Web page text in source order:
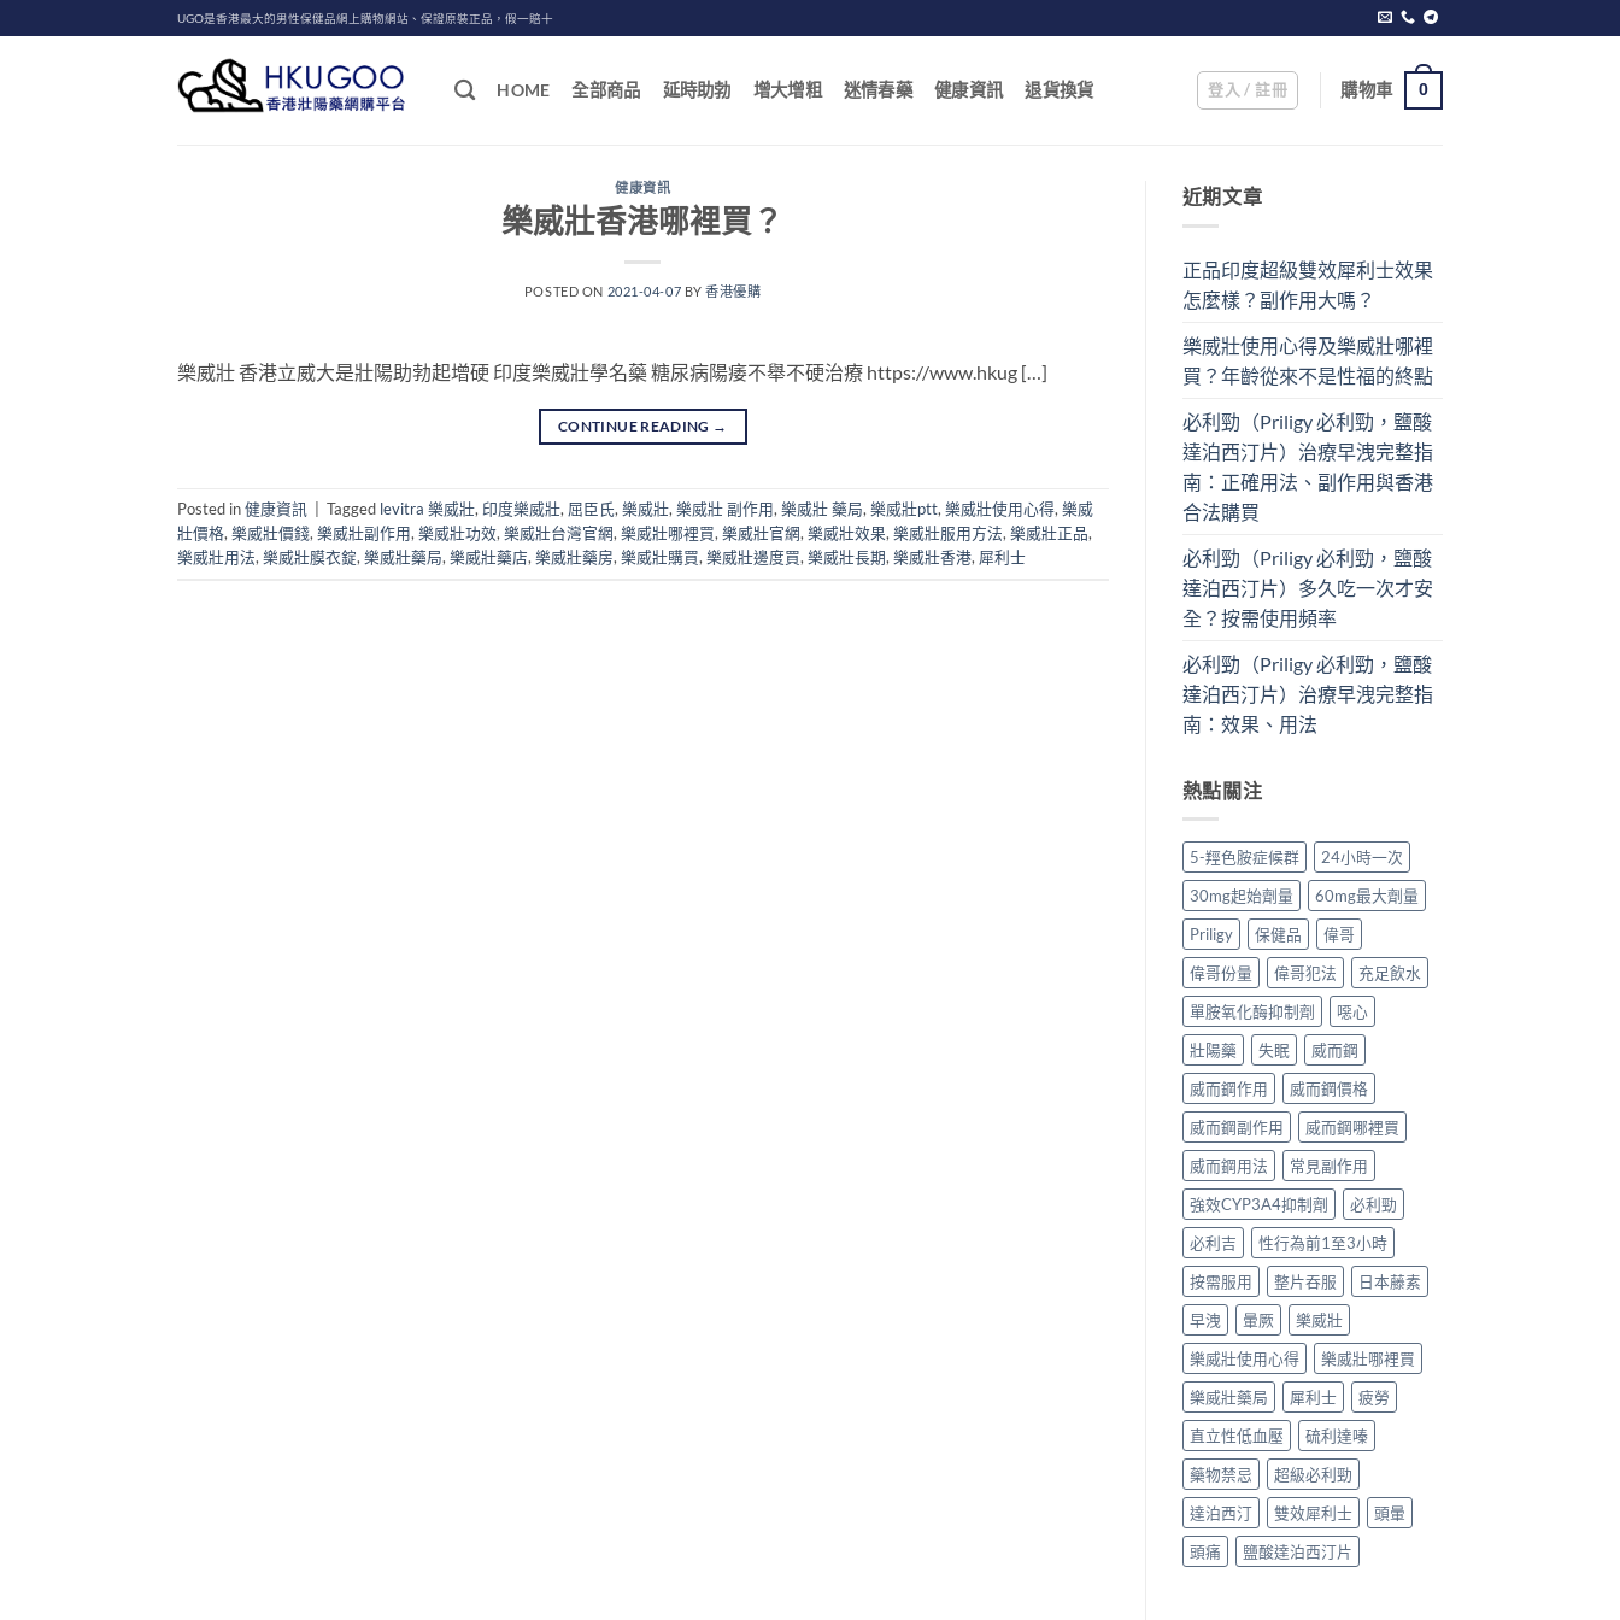
to
UGO是香港最大的男性保健品網上購物網站、保證原裝正品，假一賠十
HOME 全部商品 延時助勃 增大增粗 迷情春藥 健康資訊 退貨換貨 登入 / 註冊 購物車 0
健康資訊
樂威壯香港哪裡買？
POSTED ON 2021-04-07 BY香港優購
樂威壯 香港立威大是壯陽助勃起增硬 印度樂威壯學名藥 糖尿病陽痿不舉不硬治療 https://www.hkug […]
CONTINUE READING →
Posted in健康資訊 Tagged levitra 樂威壯, 印度樂威壯, 屈臣氏, 樂威壯, 樂威壯 副作用, 樂威壯 藥局, 樂威壯ptt, 樂威壯使用心得, 樂威
壯價格, 樂威壯價錢, 樂威壯副作用, 樂威壯功效, 樂威壯台灣官網, 樂威壯哪裡買, 樂威壯官網, 樂威壯效果, 樂威壯服用方法, 樂威壯正品,
樂威壯用法, 樂威壯膜衣錠, 樂威壯藥局, 樂威壯藥店, 樂威壯藥房, 樂威壯購買, 樂威壯邊度買, 樂威壯長期, 樂威壯香港, 犀利士
近期文章
正品印度超級雙效犀利士效果
怎麼樣？副作用大嗎？
樂威壯使用心得及樂威壯哪裡
買？年齡從來不是性福的終點
必利勁（Priligy 必利勁，鹽酸
達泊西汀片）治療早洩完整指
南：正確用法、副作用與香港
合法購買
必利勁（Priligy 必利勁，鹽酸
達泊西汀片）多久吃一次才安
全？按需使用頻率
必利勁（Priligy 必利勁，鹽酸
達泊西汀片）治療早洩完整指
南：效果、用法
熱點關注
5-羥色胺症候群
24小時一次
30mg起始劑量
60mg最大劑量
Priligy
保健品
偉哥
偉哥份量
偉哥犯法
充足飲水
單胺氧化酶抑制劑
噁心
壯陽藥
失眠
威而鋼
威而鋼作用
威而鋼價格
威而鋼副作用
威而鋼哪裡買
威而鋼用法
常見副作用
強效CYP3A4抑制劑
必利勁
必利吉
性行為前1至3小時
按需服用
整片吞服
日本藤素
早洩
暈厥
樂威壯
樂威壯使用心得
樂威壯哪裡買
樂威壯藥局
犀利士
疲勞
直立性低血壓
硫利達嗪
藥物禁忌
超級必利勁
達泊西汀
雙效犀利士
頭暈
頭痛
鹽酸達泊西汀片